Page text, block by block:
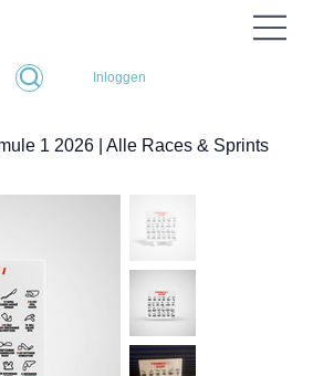
Inloggen
1 2026 | Alle Races & Sprints